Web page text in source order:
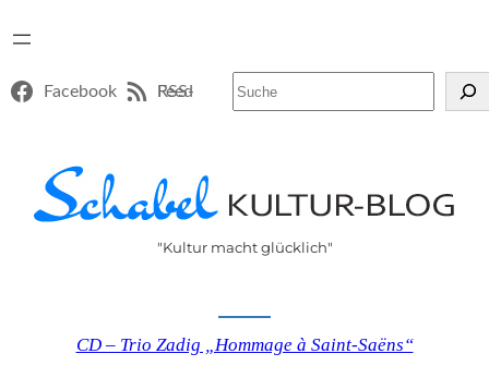
Facebook RSS-Feed
"Kultur macht glücklich"
CD – Trio Zadig „Hommage à Saint-Saëns“